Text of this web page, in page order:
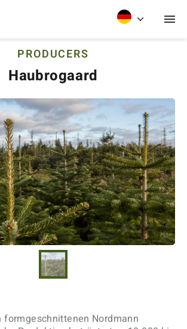
PRODUCERS
Haubrogaard
formgeschnittenen Nordmann